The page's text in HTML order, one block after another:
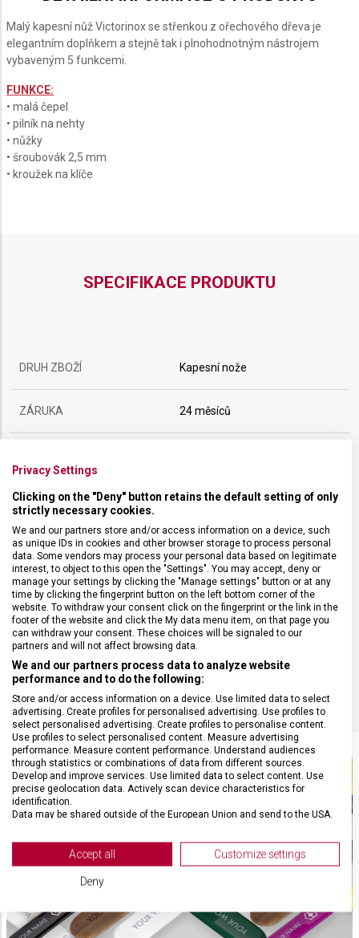
Malý kapesní nůž Victorinox se střenkou z ořechového dřeva je
elegantním doplňkem a stejně tak i plnohodnotným nástrojem
vybaveným 5 funkcemi.
FUNKCE:
• malá čepel
• pilník na nehty
• nůžky
• šroubovák 2,5 mm
• kroužek na klíče
SPECIFIKACE PRODUKTU
DRUH ZBOŽÍ Kapesní nože
ZÁRUKA 24 měsíců
UZAMYKATELNÁ ČEPEL Ne
POČET FUNKCÍ 5
VELIKOST 5,8 x 1,8 cm
MATERIÁL Ořechové dřevo
BARVA Dřevo
Privacy Settings
Clicking on the "Deny" button retains the default setting of only
strictly necessary cookies.
We and our partners store and/or access information on a device, such
as unique IDs in cookies and other browser storage to process personal
data. Some vendors may process your personal data based on legitimate
interest, to object to this open the "Settings". You may accept, deny or
manage your settings by clicking the "Manage settings" button or at any
time by clicking the fingerprint button on the left bottom corner of the
website. To withdraw your consent click on the fingerprint or the link in the
footer of the website and click the My data menu item, on that page you
can withdraw your consent. These choices will be signaled to our
partners and will not affect browsing data.
We and our partners process data to analyze website
performance and to do the following:
Store and/or access information on a device. Use limited data to select
advertising. Create profiles for personalised advertising. Use profiles to
select personalised advertising. Create profiles to personalise content.
Use profiles to select personalised content. Measure advertising
performance. Measure content performance. Understand audiences
through statistics or combinations of data from different sources.
Develop and improve services. Use limited data to select content. Use
precise geolocation data. Actively scan device characteristics for
identification.
Data may be shared outside of the European Union and send to the USA.
View Partner List (2 IAB Vendors)
We use your data for the following purposes:
Store and/or access information on a device
Accept all Customize settings
Deny